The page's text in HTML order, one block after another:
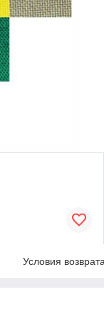
Условия